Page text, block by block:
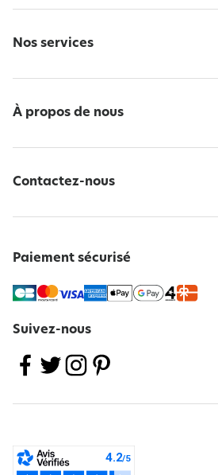
Nos services
À propos de nous
Contactez-nous
Paiement sécurisé
Suivez-nous